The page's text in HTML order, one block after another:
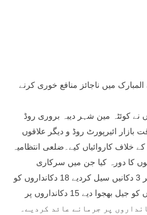
میں ناجائز منافع خوری کرنے
نے کوئٹہ مین شہر دیبہ بروری روڈ
بازار ائیرپورٹ روڈ و دیگر علاقوں
خلاف کاروائیاں کیے۔ضلعی انتظامیہ
کے دوران 104 دکانوں کا دورہ کیا جن میں سرکاری
نرخنامے کی خلاف ورزی کرنے پر 3 دکانیں سیل کردیے 18 دکانداروں کو
گرفتار کرکے ان میں 2 دکانداروں کو جیل بھجوا دیے 15 دکانداروں پر
عائد کردیے جبکہ 28 دکانداروں پر جرمانے عائد کردیے۔